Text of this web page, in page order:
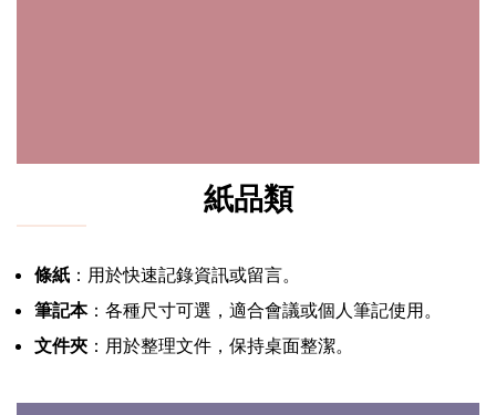
紙品類
條紙 ：用於快速記錄資訊或留言。
筆記本：各種尺寸可選，適合會議或個人筆記使用。
文件夾 ：用於整理文件，保持桌面整潔。